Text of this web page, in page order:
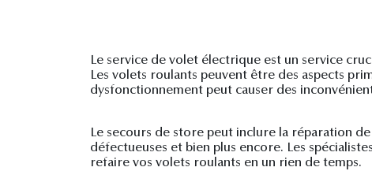
Le service de volet électrique est un service
Les volets roulants peuvent être des aspects
dysfonctionnement peut causer des
Le secours de store peut inclure la réparation
défectueuses et bien plus encore. Les
refaire vos volets roulants en un rien de temps.